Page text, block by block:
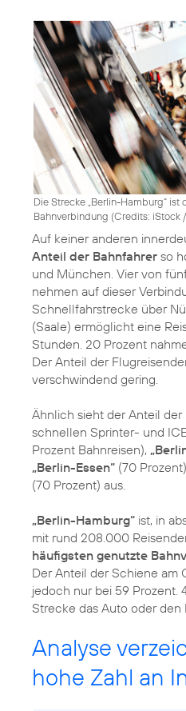
Die Strecke „Berlin-Hamburg“
Bahnverbindung (Credits: iStock
Auf keiner anderen
Anteil der Bahnfahrer so
und München. Vier von
nehmen auf dieser
Schnellfahrstrecke über
(Saale) ermöglicht eine
Stunden. 20 Prozent
Der Anteil der
verschwindend gering.
Ähnlich sieht der Anteil der
schnellen Sprinter- und
Prozent Bahnreisen),
„Berlin-Essen“ (70
(70 Prozent) aus.
„Berlin-Hamburg“ ist, in
mit rund 208.000
häufigsten genutzte
Der Anteil der Schiene am
jedoch nur bei 59 Prozent.
Strecke das Auto oder den
Analyse
hohe Zahl an